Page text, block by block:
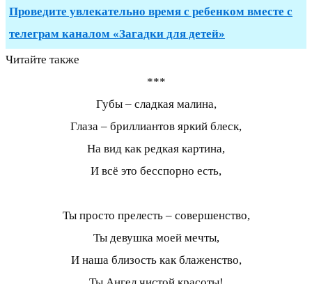
Проведите увлекательно время с ребенком вместе с
телеграм каналом «Загадки для детей»
Читайте также
***
Губы – сладкая малина,
Глаза – бриллиантов яркий блеск,
На вид как редкая картина,
И всё это бесспорно есть,
Ты просто прелесть – совершенство,
Ты девушка моей мечты,
И наша близость как блаженство,